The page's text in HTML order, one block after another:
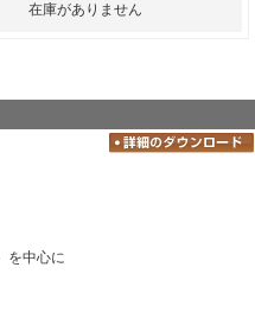
在庫がありません
を中心に